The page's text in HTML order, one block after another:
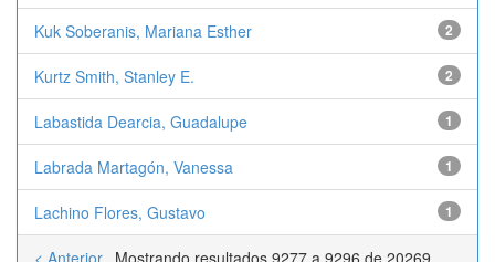
Kuk Soberanis, Mariana Esther 2
Kurtz Smith, Stanley E. 2
Labastida Dearcia, Guadalupe 1
Labrada Martagón, Vanessa 1
Lachino Flores, Gustavo 1
Mostrando resultados 9277 a 9296 de 20269
< Anterior